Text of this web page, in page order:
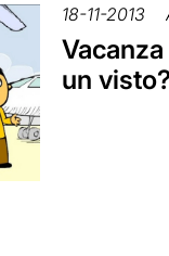
18-11-2013
un